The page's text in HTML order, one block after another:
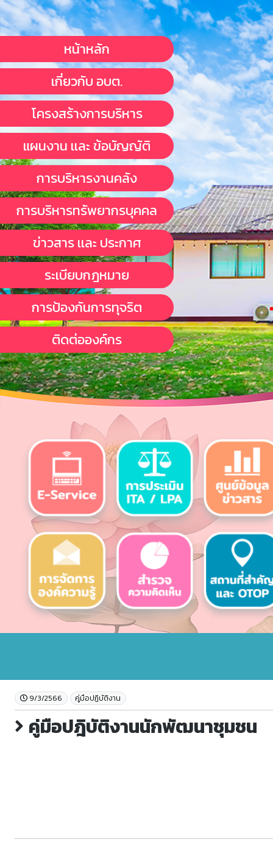
หน้าหลัก
เกี่ยวกับ อบต.
โครงสร้างการบริหาร
แผนงาน เเละ ข้อบัญญัติ
การบริหารงานคลัง
การบริหารทรัพยากรบุคคล
ข่าวสาร เเละ ประกาศ
ระเบียบกฎหมาย
การป้องกันการทุจริต
ติดต่อองค์กร
9/3/2566 คู่มือปฏิบัติงาน
คู่มือปฎิบัติงานนักพัฒนาชุมชน